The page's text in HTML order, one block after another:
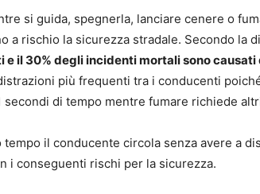
si guida, spegnerla, lanciare cenere o
a rischio la sicurezza stradale. Secondo la
e il 30% degli incidenti mortali sono
più frequenti tra i conducenti
secondi di tempo mentre fumare richiede
il conducente circola senza avere a
i conseguenti rischi per la sicurezza.